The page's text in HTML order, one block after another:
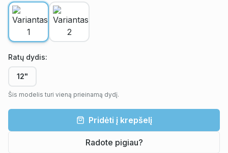
Ratų dydis:
12"
Šis modelis turi vieną prieinamą dydį.
Pridėti į krepšelį
Radote pigiau?